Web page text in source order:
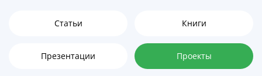
Статьи Книги
Презентации Проекты